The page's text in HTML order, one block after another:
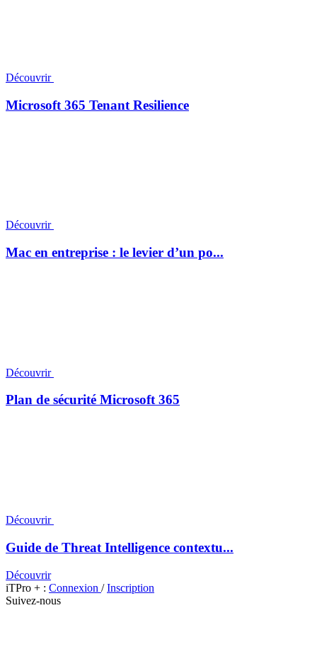
Découvrir
Microsoft 365 Tenant Resilience
Découvrir
Mac en entreprise : le levier d’un po...
Découvrir
Plan de sécurité Microsoft 365
Découvrir
Guide de Threat Intelligence contextu...
Découvrir
iTPro + : Connexion /Inscription
Suivez-nous